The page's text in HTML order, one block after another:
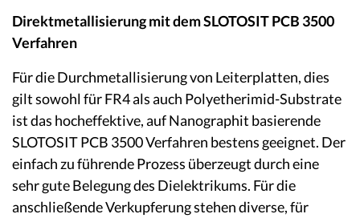
Direktmetallisierung mit dem SLOTOSIT PCB 3500
Verfahren
Für die Durchmetallisierung von Leiterplatten, dies
gilt sowohl für FR4 als auch Polyetherimid-Substrate
ist das hocheffektive, auf Nanographit basierende
SLOTOSIT PCB 3500 Verfahren bestens geeignet. Der
einfach zu führende Prozess überzeugt durch eine
sehr gute Belegung des Dielektrikums. Für die
anschließende Verkupferung stehen diverse, für